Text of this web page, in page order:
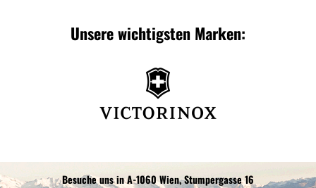
Unsere wichtigsten Marken:
Besuche uns in A-1060 Wien, Stumpergasse 16